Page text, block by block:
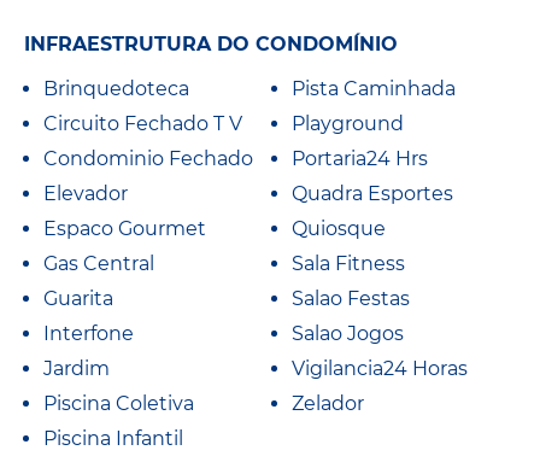
INFRAESTRUTURA DO CONDOMÍNIO
Brinquedoteca
Circuito Fechado T V
Condominio Fechado
Elevador
Espaco Gourmet
Gas Central
Guarita
Interfone
Jardim
Piscina Coletiva
Piscina Infantil
Pista Caminhada
Playground
Portaria24 Hrs
Quadra Esportes
Quiosque
Sala Fitness
Salao Festas
Salao Jogos
Vigilancia24 Horas
Zelador